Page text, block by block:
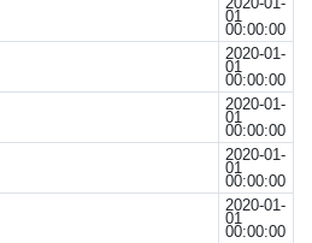
01
00:00:00
2020-01-
01
00:00:00
2020-01-
01
00:00:00
2020-01-
01
00:00:00
2020-01-
01
00:00:00